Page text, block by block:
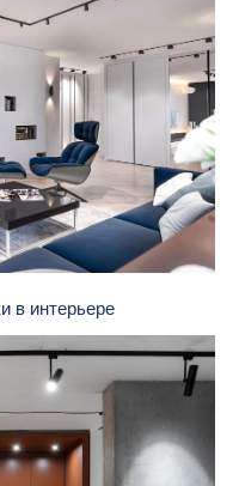
в интерьере